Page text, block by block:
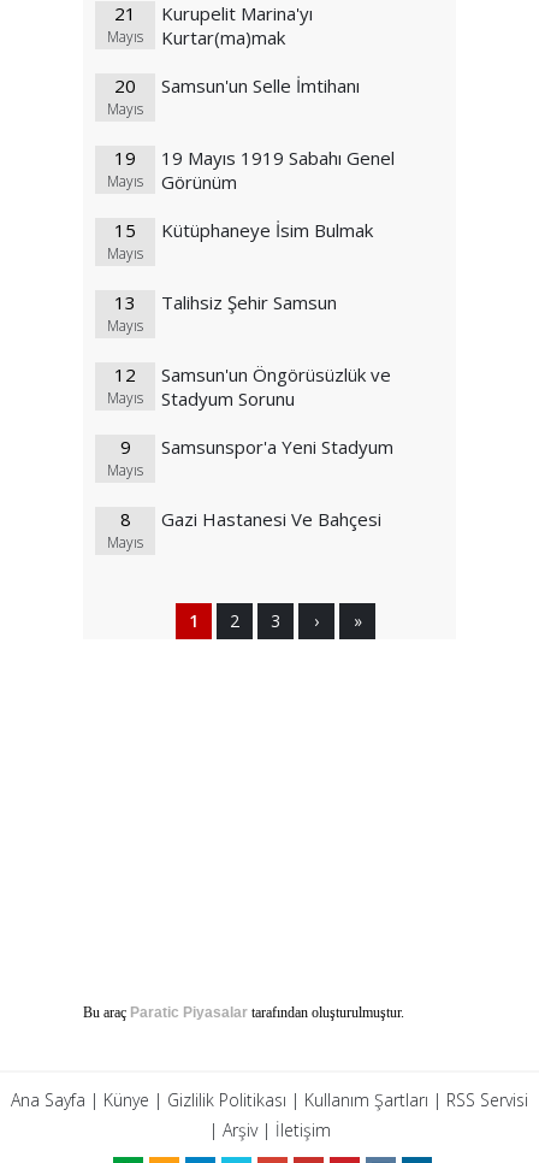
21
Mayıs
Kurupelit Marina'yı
Kurtar(ma)mak
20
Mayıs
Samsun'un Selle İmtihanı
19
Mayıs
19 Mayıs 1919 Sabahı Genel
Görünüm
15
Mayıs
Kütüphaneye İsim Bulmak
13
Mayıs
Talihsiz Şehir Samsun
12
Mayıs
Samsun'un Öngörüsüzlük ve
Stadyum Sorunu
9
Mayıs
Samsunspor'a Yeni Stadyum
8
Mayıs
Gazi Hastanesi Ve Bahçesi
1 2 3 › »
Bu araç Paratic Piyasalar tarafından oluşturulmuştur.
Ana Sayfa | Künye | Gizlilik Politikası | Kullanım Şartları | RSS Servisi
| Arşiv| İletişim